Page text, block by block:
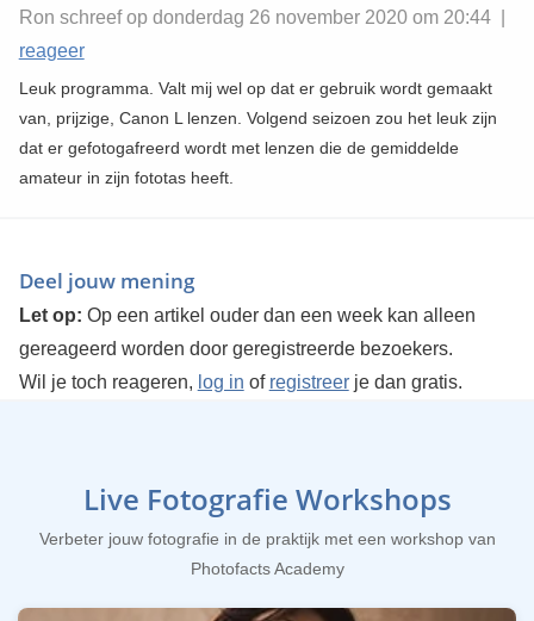
Ron schreef op donderdag 26 november 2020 om 20:44 |
reageer
Leuk programma. Valt mij wel op dat er gebruik wordt gemaakt
van, prijzige, Canon L lenzen. Volgend seizoen zou het leuk zijn
dat er gefotogafreerd wordt met lenzen die de gemiddelde
amateur in zijn fototas heeft.
Deel jouw mening
Let op: Op een artikel ouder dan een week kan alleen
gereageerd worden door geregistreerde bezoekers.
Wil je toch reageren, log in of registreerje dan gratis.
Live Fotografie Workshops
Verbeter jouw fotografie in de praktijk met een workshop van
Photofacts Academy